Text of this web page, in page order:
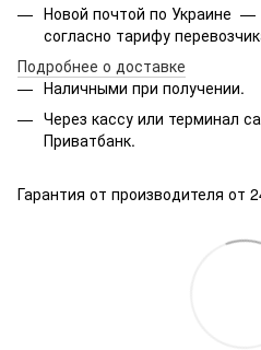
Новой почтой по Украине —
согласно тарифу
Подробнее о доставке
Наличными при получении.
Через кассу или терминал
Приватбанк.
Гарантия от производителя от